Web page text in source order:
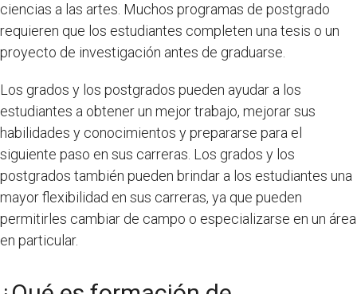
ciencias a las artes. Muchos programas de postgrado
requieren que los estudiantes completen una tesis o un
proyecto de investigación antes de graduarse.
Los grados y los postgrados pueden ayudar a los
estudiantes a obtener un mejor trabajo, mejorar sus
habilidades y conocimientos y prepararse para el
siguiente paso en sus carreras. Los grados y los
postgrados también pueden brindar a los estudiantes una
mayor flexibilidad en sus carreras, ya que pueden
permitirles cambiar de campo o especializarse en un área
en particular.